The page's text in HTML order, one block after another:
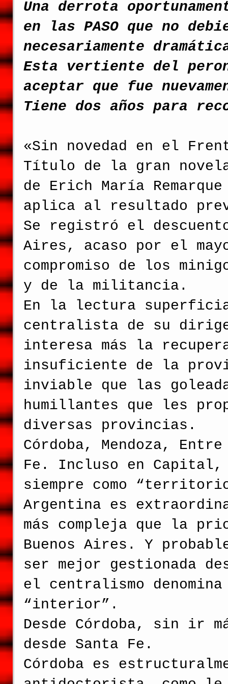
Una derrota
en las PASO que no
necesariamente
Esta vertiente del
aceptar que fue
Tiene dos años para
«Sin novedad en el
Título de la gran
de Erich María
aplica al resultado
Se registró el
Aires, acaso por el
compromiso de los
y de la militancia.
En la lectura
centralista de su
interesa más la
insuficiente de la
inviable que las
humillantes que les
diversas provincias.
Córdoba, Mendoza,
Fe. Incluso en
siempre como
Argentina es
más compleja que la
Buenos Aires. Y
ser mejor gestionada
el centralismo
“interior”.
Desde Córdoba, sin ir
desde Santa Fe.
Córdoba es